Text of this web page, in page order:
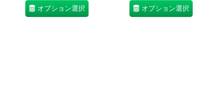
オプション選択 オプション選択